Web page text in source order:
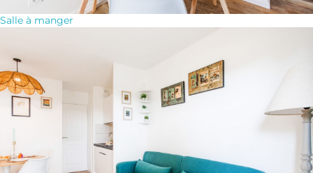
Salle à manger